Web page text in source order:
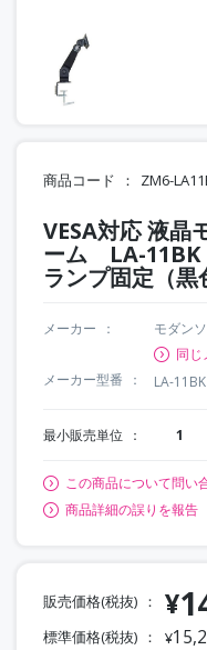
商品コード ZM6-
VESA対応 液晶
ーム LA-11BK
ランプ固定（黒
メーカー
モダン
同じ
メーカー型番
LA-11BK
最小販売単位 1
この商品について問い
商品詳細の誤りを報告
販売価格(税抜) ¥
標準価格(税抜) ¥